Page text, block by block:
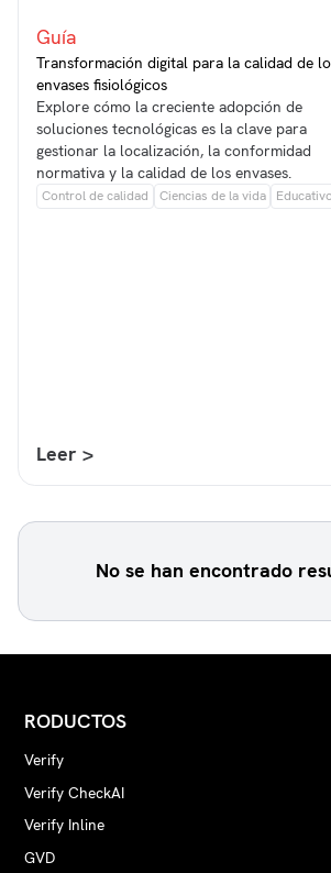
Guía
Transformación digital para la calidad de
envases fisiológicos
Explore cómo la creciente adopción de
soluciones tecnológicas es la clave para
gestionar la localización, la conformidad
normativa y la calidad de los envases.
Control de calidad Ciencias de la vida Educativo
Leer >
No se han encontrado
RODUCTOS
Verify
Verify CheckAI
Verify Inline
GVD